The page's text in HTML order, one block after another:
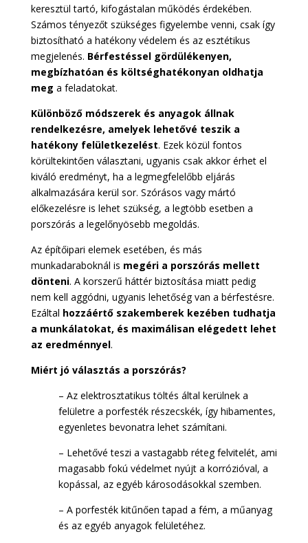
keresztül tartó, kifogástalan működés érdekében.
Számos tényezőt szükséges figyelembe venni, csak így
biztosítható a hatékony védelem és az esztétikus
megjelenés. Bérfestéssel gördülékenyen,
megbízhatóan és költséghatékonyan oldhatja
meg a feladatokat.
Különböző módszerek és anyagok állnak
rendelkezésre, amelyek lehetővé teszik a
hatékony felületkezelést. Ezek közül fontos
körültekintően választani, ugyanis csak akkor érhet el
kiváló eredményt, ha a legmegfelelőbb eljárás
alkalmazására kerül sor. Szórásos vagy mártó
előkezelésre is lehet szükség, a legtöbb esetben a
porszórás a legelőnyösebb megoldás.
Az építőipari elemek esetében, és más
munkadaraboknál is megéri a porszórás mellett
dönteni. A korszerű háttér biztosítása miatt pedig
nem kell aggódni, ugyanis lehetőség van a bérfestésre.
Ezáltal hozzáértő szakemberek kezében tudhatja
a munkálatokat, és maximálisan elégedett lehet
az eredménnyel.
Miért jó választás a porszórás?
– Az elektrosztatikus töltés által kerülnek a
felületre a porfesték részecskék, így hibamentes,
egyenletes bevonatra lehet számítani.
– Lehetővé teszi a vastagabb réteg felvitelét, ami
magasabb fokú védelmet nyújt a korrózióval, a
kopással, az egyéb károsodásokkal szemben.
– A porfesték kitűnően tapad a fém, a műanyag
és az egyéb anyagok felületéhez.